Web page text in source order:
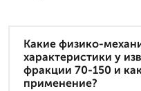
Какие физико-
характеристики у
фракции 70-150 и
применение?